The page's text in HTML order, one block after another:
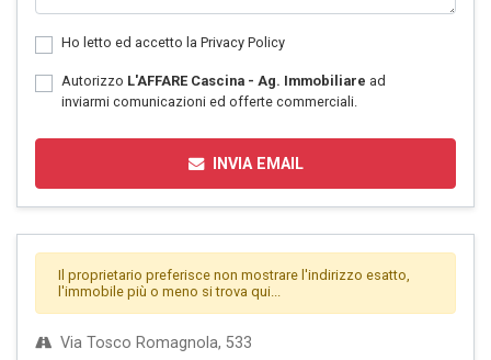
Ho letto ed accetto la Privacy Policy
Autorizzo L'AFFARE Cascina - Ag. Immobiliare ad
inviarmi comunicazioni ed offerte commerciali.
INVIA EMAIL
Il proprietario preferisce non mostrare l'indirizzo esatto,
l'immobile più o meno si trova qui...
Via Tosco Romagnola, 533